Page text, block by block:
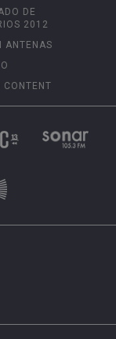
DE
2012
ANTENAS
CONTENT